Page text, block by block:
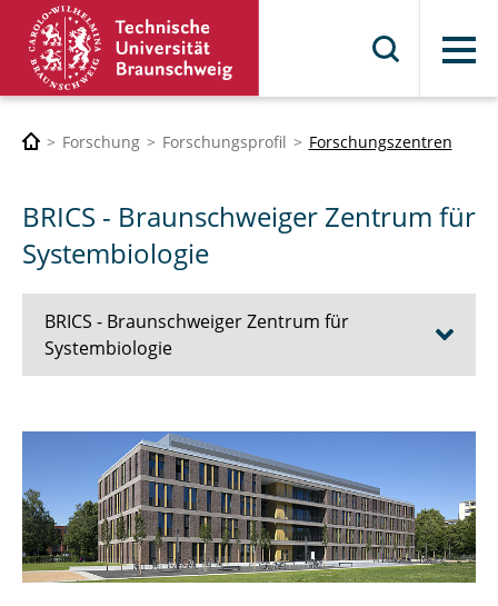
Menü
Forschung Forschungsprofil Forschungszentren
BRICS - Braunschweiger Zentrum für
Systembiologie
BRICS - Braunschweiger Zentrum für
Systembiologie
Forschung
Aktuelles und Termine
Stellenangebote